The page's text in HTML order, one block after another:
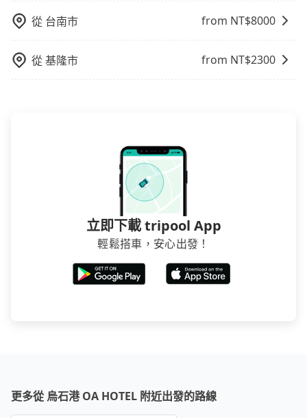
煩，有些時候直接打電話問的價格可能比民宿訂房網來
得便宜，但缺點就是多數要匯款並再人工確認。假如不
或者國際Airbnb都值得推薦。
從 台南市 from NT$8000
從基隆市 from NT$2300
立即下載 tripool App
輕鬆搭車，安心出發！
更多從 烏石港 OA HOTEL 附近出發的路線